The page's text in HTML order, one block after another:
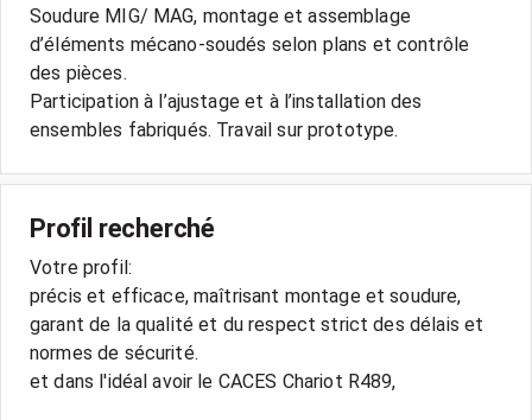
Soudure MIG/ MAG, montage et assemblage
d’éléments mécano-soudés selon plans et contrôle
des pièces.
Participation à l’ajustage et à l’installation des
ensembles fabriqués. Travail sur prototype.
Profil recherché
Votre profil:
précis et efficace, maîtrisant montage et soudure,
garant de la qualité et du respect strict des délais et
normes de sécurité.
et dans l'idéal avoir le CACES Chariot R489,